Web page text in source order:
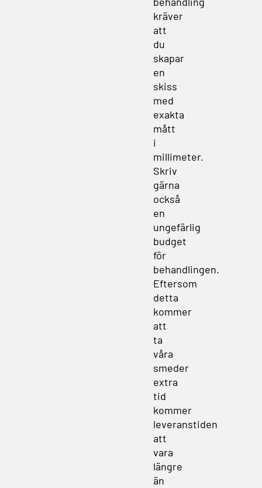
kräver
att
du
skapar
en
skiss
med
exakta
mått
i
millimeter.
Skriv
gärna
också
en
ungefärlig
budget
för
behandlingen.
Eftersom
detta
kommer
att
ta
våra
smeder
extra
tid
kommer
leveranstiden
att
vara
längre
än